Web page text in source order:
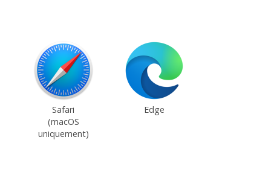
Safari
(macOS
uniquement)
Edge